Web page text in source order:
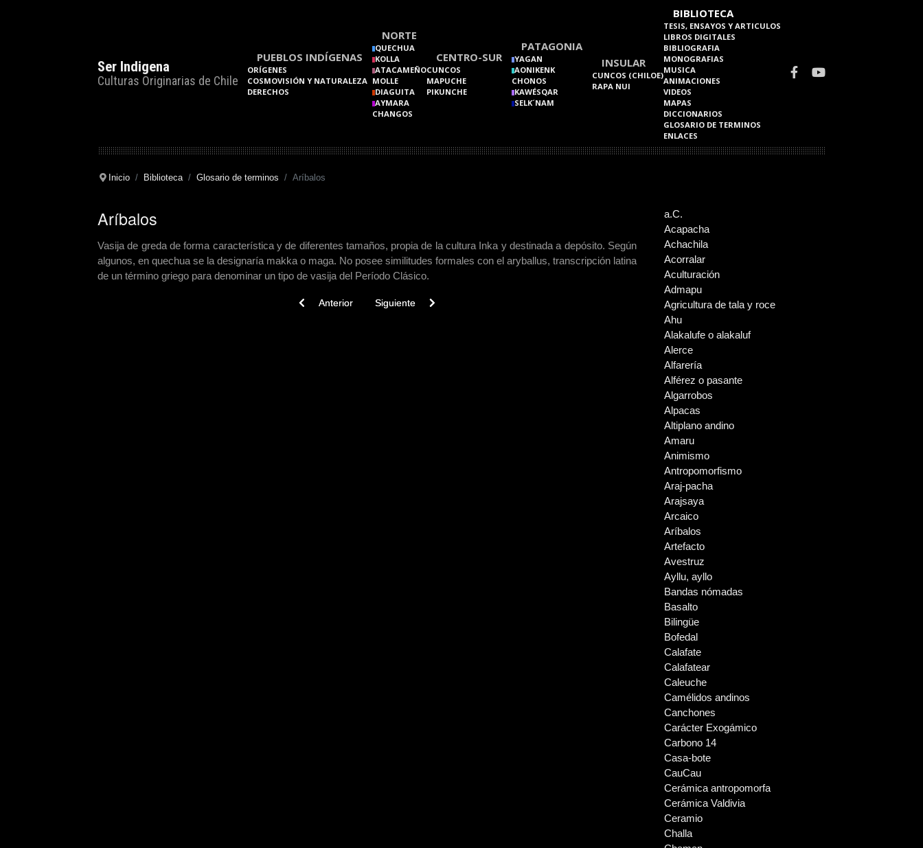
Ser Indigena
Culturas Originarias de Chile
PUEBLOS INDÍGENAS
ORÍGENES
COSMOVISIÓN Y NATURALEZA
DERECHOS
NORTE
QUECHUA
KOLLA
ATACAMEÑO
MOLLE
DIAGUITA
AYMARA
CHANGOS
CENTRO-SUR
CUNCOS
MAPUCHE
PIKUNCHE
PATAGONIA
YAGAN
AONIKENK
CHONOS
KAWÉSQAR
SELK´NAM
INSULAR
CUNCOS (CHILOE)
RAPA NUI
BIBLIOTECA
TESIS, ENSAYOS Y ARTICULOS
LIBROS DIGITALES
BIBLIOGRAFIA
MONOGRAFIAS
MUSICA
ANIMACIONES
VIDEOS
MAPAS
DICCIONARIOS
GLOSARIO DE TERMINOS
ENLACES
Inicio Biblioteca Glosario de terminos Aríbalos
Aríbalos
Vasija de greda de forma característica y de diferentes tamaños, propia de la cultura Inka y destinada a depósito. Según
algunos, en quechua se la designaría makka o maga. No posee similitudes formales con el aryballus, transcripción latina
de un término griego para denominar un tipo de vasija del Período Clásico.
Previous article: Artefacto
Anterior Next article: Arcaico
Siguiente
a.C.
Acapacha
Achachila
Acorralar
Aculturación
Admapu
Agricultura de tala y roce
Ahu
Alakalufe o alakaluf
Alerce
Alfarería
Alférez o pasante
Algarrobos
Alpacas
Altiplano andino
Amaru
Animismo
Antropomorfismo
Araj-pacha
Arajsaya
Arcaico
Aríbalos
Artefacto
Avestruz
Ayllu, ayllo
Bandas nómadas
Basalto
Bilingüe
Bofedal
Calafate
Calafatear
Caleuche
Camélidos andinos
Canchones
Carácter Exogámico
Carbono 14
Casa-bote
CauCau
Cerámica antropomorfa
Cerámica Valdivia
Ceramio
Challa